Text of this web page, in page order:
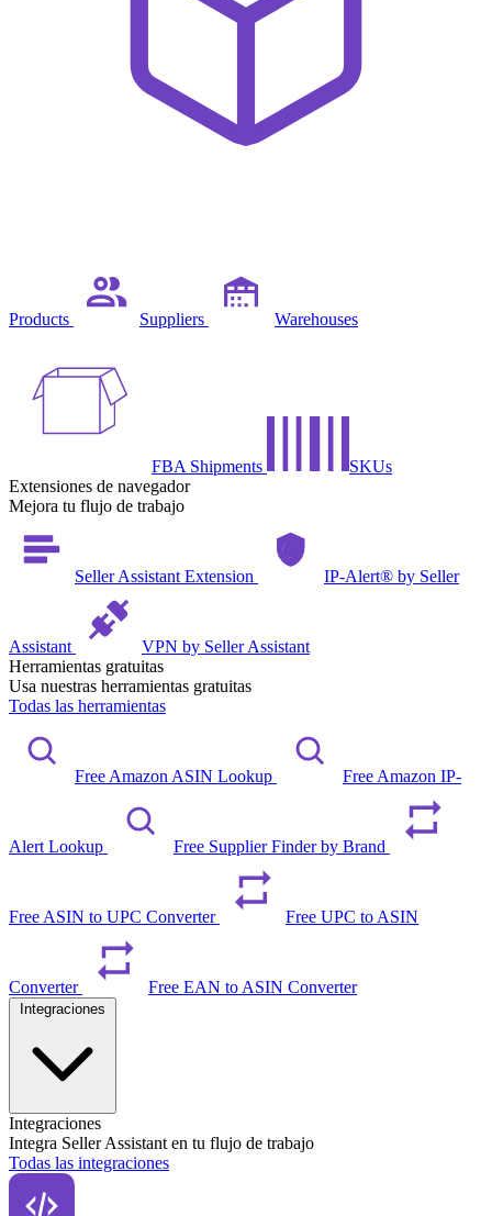
Products Suppliers Warehouses
FBA Shipments
SKUs
Extensiones de navegador
Mejora tu flujo de trabajo
Seller Assistant Extension IP-Alert® by Seller
Assistant
VPN by Seller Assistant
Herramientas gratuitas
Usa nuestras herramientas gratuitas
Todas las herramientas
Free Amazon ASIN Lookup Free Amazon IP-
Alert Lookup Free Supplier Finder by Brand
Free ASIN to UPC Converter Free UPC to ASIN
Converter Free EAN to ASIN Converter
Integraciones
Integra Seller Assistant en tu flujo de trabajo
Todas las integraciones